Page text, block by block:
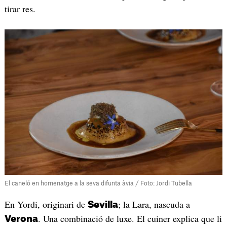
tirar res.
El caneló en homenatge a la seva difunta àvia / Foto: Jordi Tubella
En Yordi, originari de Sevilla; la Lara, nascuda a
Verona. Una combinació de luxe. El cuiner explica que li